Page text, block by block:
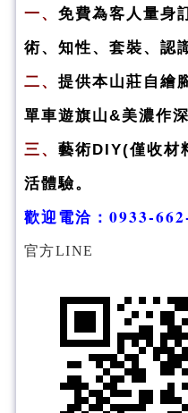
一、 免費為客人量身
術、知性、套裝、認
二、 提供本山莊自繪
單車遊旗山&美濃作
三、 藝術DIY(僅收材
活體驗。
歡迎電洽 ： 0933-
官方LINE